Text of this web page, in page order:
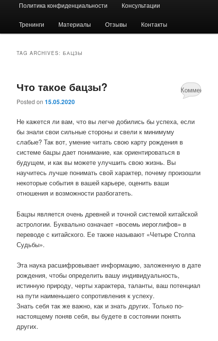
to
primary
content
to
secondary
content
Политика конфиденциальности Консультации
Тренинги Материалы Отзывы Контакты
TAG ARCHIVES:БАЦЗЫ
Что такое бацзы?
Posted on15.05.2020
Не кажется ли вам, что вы легче добились бы успеха, если
бы знали свои сильные стороны и свели к минимуму
слабые? Так вот, умение читать свою карту рождения в
системе бацзы дает понимание, как ориентироваться в
будущем, и как вы можете улучшить свою жизнь. Вы
научитесь лучше понимать свой характер, почему произошли
некоторые события в вашей карьере, оценить ваши
отношения и возможности разбогатеть.
Бацзы является очень древней и точной системой китайской
астрологии. Буквально означает «восемь иероглифов» в
переводе с китайского. Ее также называют «Четыре Столпа
Судьбы».
Эта наука расшифровывает информацию, заложенную в дате
рождения, чтобы определить вашу индивидуальность,
истинную природу, черты характера, таланты, ваш потенциал
на пути наименьшего сопротивления к успеху.
Знать себя так же важно, как и знать других. Только по-
настоящему поняв себя, вы будете в состоянии понять
других.